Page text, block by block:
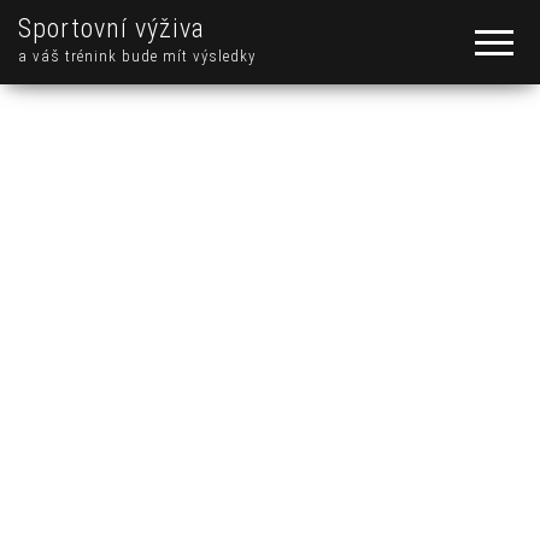
Sportovní výživa
a váš trénink bude mít výsledky